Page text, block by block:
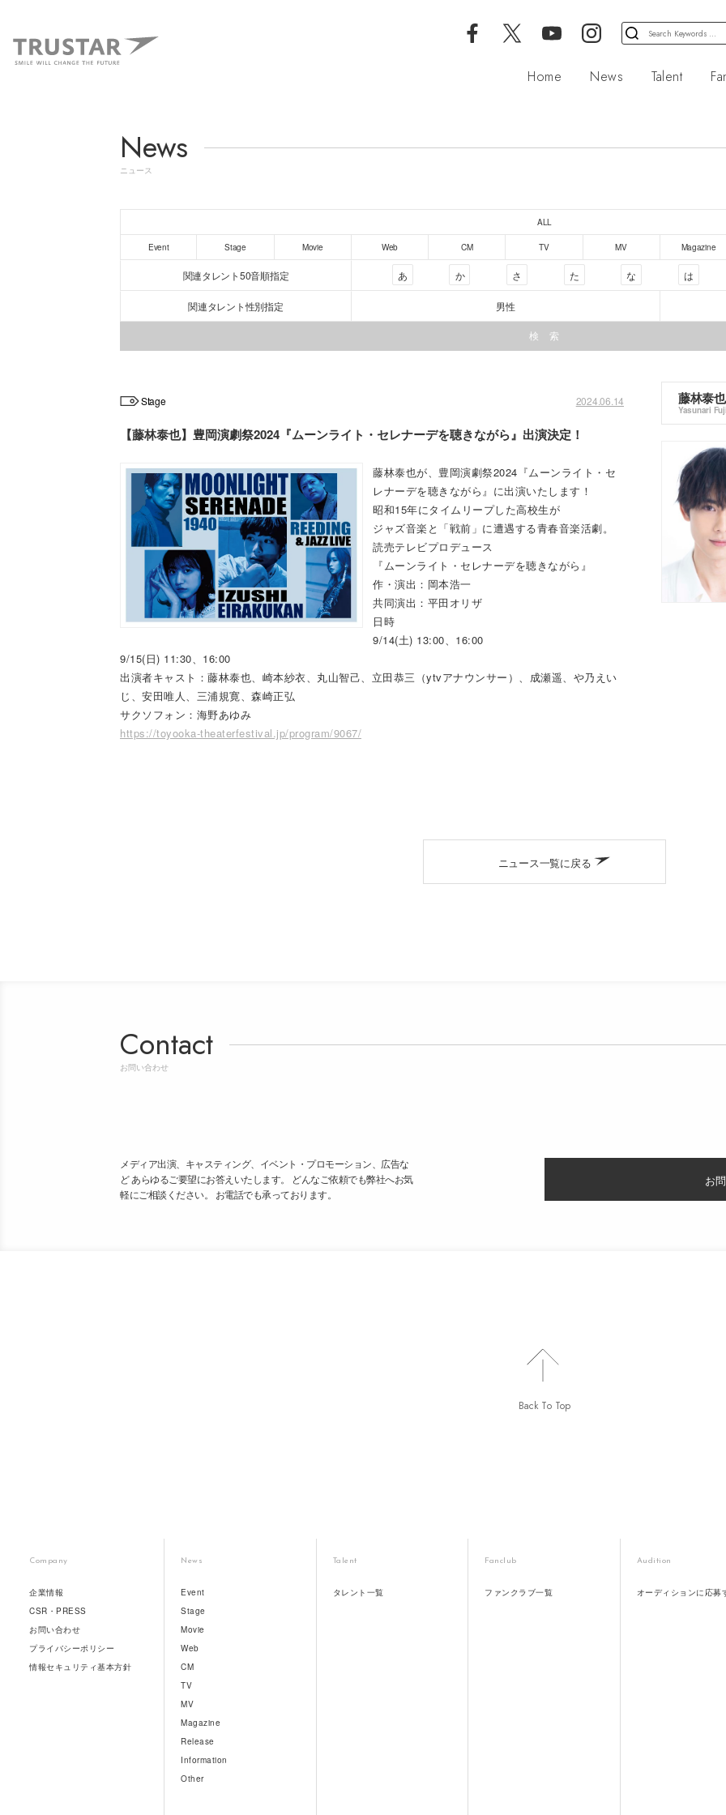
検
索
象:
Home News Talent
News
ニュース
ALL
Event Stage Movie Web CM TV MV Magazine
関連タレント50音順指定 あ か さ た な は
関連タレント性別指定 男性
Stage 2024.06.14
【藤林泰也】豊岡演劇祭2024『ムーンライト・セレナーデを聴きながら』出演決定！
藤林泰也が、豊岡演劇祭2024『ムーンライト・セ
レナーデを聴きながら』に出演いたします！
昭和15年にタイムリープした高校生が
ジャズ音楽と「戦前」に遭遇する青春音楽活劇。
読売テレビプロデュース
『ムーンライト・セレナーデを聴きながら』
作・演出：岡本浩一
共同演出：平田オリザ
日時
9/14(土) 13:00、16:00
9/15(日) 11:30、16:00
出演者キャスト：藤林泰也、崎本紗衣、丸山智己、立田恭三（ytvアナウンサー）、成瀬遥、や乃えい
じ、安田唯人、三浦規寛、森崎正弘
サクソフォン：海野あゆみ
https://toyooka-theaterfestival.jp/program/9067/
藤林泰也
Yasunari
ニュース一覧に戻る
Contact
お問い合わせ
メディア出演、キャスティング、イベント・プロモーション、広告な
ど あらゆるご要望にお答えいたします。 どんなご依頼でも弊社へお気
軽にご相談ください。 お電話でも承っております。
お
Back To Top
Company
企業情報
CSR・PRESS
お問い合わせ
プライバシーポリシー
情報セキュリティ基本方針
News
Event
Stage
Movie
Web
CM
TV
MV
Magazine
Release
Information
Other
Talent
タレント一覧
Fanclub
ファンクラブ一覧
Audition
オーディションに応募